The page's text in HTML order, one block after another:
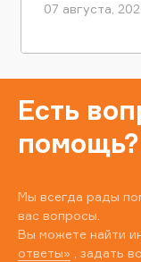
07 августа,
Есть
помощь?
Мы всегда рады
вас вопросы.
Вы можете найти
ответы» , задать